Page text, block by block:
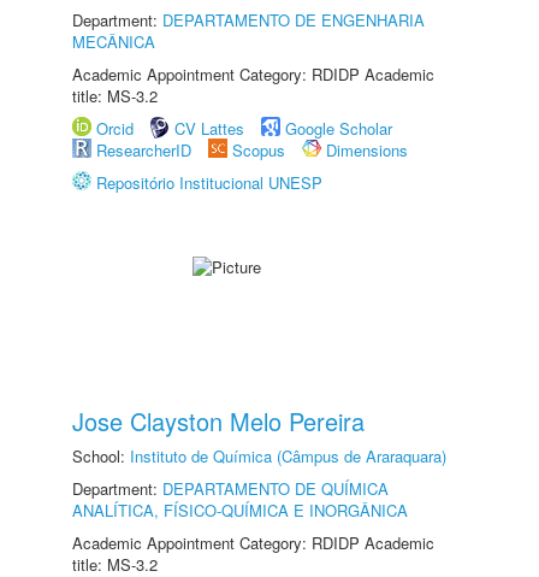
Department: DEPARTAMENTO DE ENGENHARIA
MECÂNICA
Academic Appointment Category: RDIDP Academic
title: MS-3.2
Orcid
CV Lattes
Google Scholar
ResearcherID
Scopus
Dimensions
Repositório Institucional UNESP
Jose Clayston Melo Pereira
School: Instituto de Química (Câmpus de Araraquara)
Department: DEPARTAMENTO DE QUÍMICA
ANALÍTICA, FÍSICO-QUÍMICA E INORGÂNICA
Academic Appointment Category: RDIDP Academic
title: MS-3.2